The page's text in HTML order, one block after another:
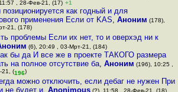
, 28-Фев-21, (17) +1
как годный и для
применения Если от KAS, Аноним (178),
21, (178)
проблемы Если их нет, то и оверхэд ни к
(6), 20:49 , 03-Мрт-21, (184)
бы да И все же в проекте ТАКОГО размера
на полное отсутствие ба, Аноним (196), 10:25 ,
(196)
можно отключить, если дебаг не нужен При
не будет и, Anonimous(?), 11:58 , 28-Фев-21, (18)